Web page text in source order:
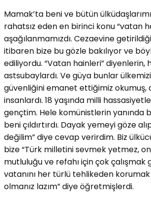
Mamak’ta beni ve bütün
rahatsız eden en birinci konu “vatan
aşağılanmamızdı. Cezaevine
itibaren bize bu gözle bakılıyor ve
ediliyordu. “Vatan hainleri” diyenlerin,
astsubaylardı. Ve güya bunlar
güvenliğini emanet ettiğimiz okumuş,
insanlardı. 18 yaşında milli
gençtim. Hele komünistlerin yanında
beni çıldırtırdı. Dayak yemeyi göze
değilim” diye cevap verirdim. Biz
bize “Türk milletini sevmek yetmez,
mutluluğu ve refahı için çok çalışmak
vatanını her türlü tehlikeden korumak
olmanız lazım” diye öğretmişlerdi.